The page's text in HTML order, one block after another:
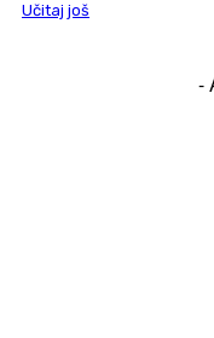
Učitaj još
-